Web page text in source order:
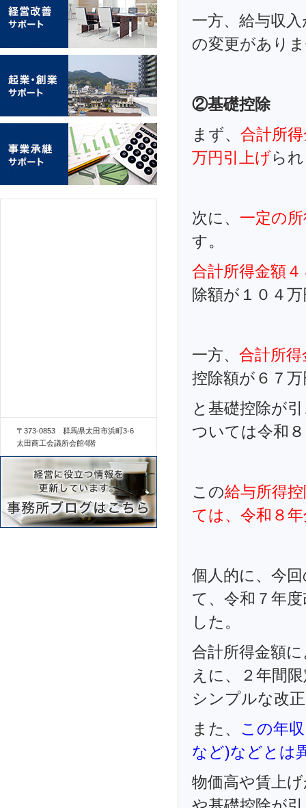
一方、給与収
の変更があり
②基礎控除
まず、 合計所
万円引上げら
次に、 一定の
す。
合計所得金額
除額が１０４
一方、 合計所
控除額が６７
と基礎控除が
ついては令和
この給与所得
ては、令和８
個人的に、今
て、令和７年
した。
合計所得金額
えに、２年間
シンプルな改
また、 この年
など)などとは
物価高や賃上
〒373-0853 群馬県太田市浜町3-6
太田商工会議所会館4階